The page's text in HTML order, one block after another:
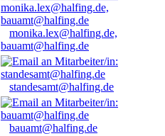
monika.lex@halfing.de,
bauamt@halfing.de
standesamt@halfing.de
bauamt@halfing.de